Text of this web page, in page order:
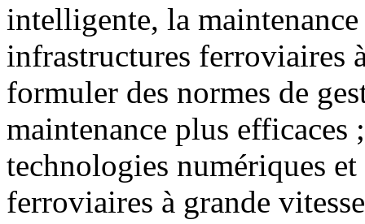
intelligente, la
infrastructures ferroviaires
formuler des normes de
maintenance plus
technologies numériques
ferroviaires à grande